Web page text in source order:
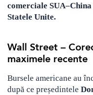
comerciale
Statele Unite.
Wall Street –
maximele recente
Bursele americane au
după ce președintele